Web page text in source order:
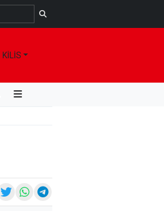
KILIS